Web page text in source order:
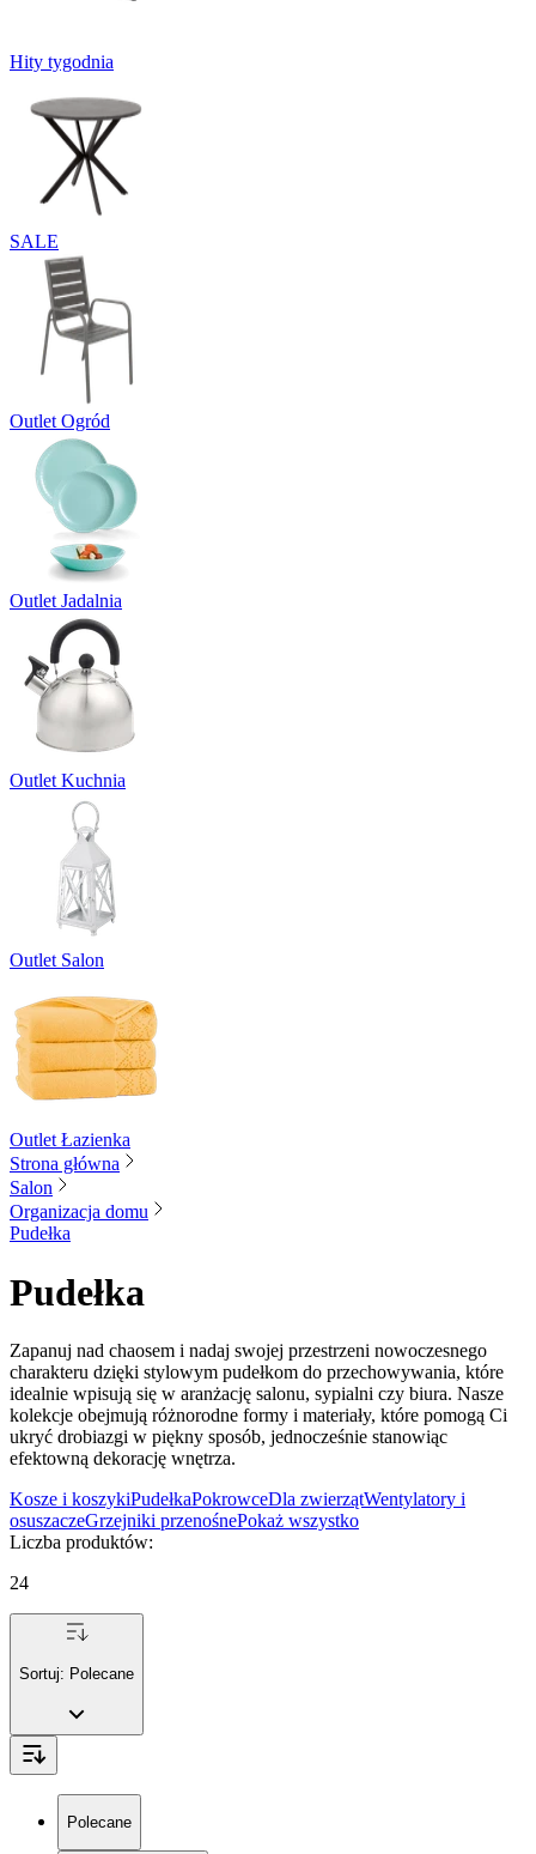
Hity tygodnia
SALE
Outlet Ogród
Outlet Jadalnia
Outlet Kuchnia
Outlet Salon
Outlet Łazienka
Strona główna
Salon
Organizacja domu
Pudełka
Pudełka
Zapanuj nad chaosem i nadaj swojej przestrzeni nowoczesnego
charakteru dzięki stylowym pudełkom do przechowywania, które
idealnie wpisują się w aranżację salonu, sypialni czy biura. Nasze
kolekcje obejmują różnorodne formy i materiały, które pomogą Ci
ukryć drobiazgi w piękny sposób, jednocześnie stanowiąc
efektowną dekorację wnętrza.
Kosze i koszykiPudełkaPokrowceDla zwierzątWentylatory i
osuszaczeGrzejniki przenośnePokaż wszystko
Liczba produktów:
24
Sortuj: Polecane
Polecane